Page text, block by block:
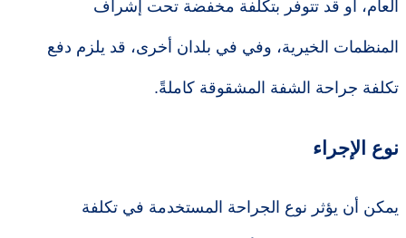
العام، أو قد تتوفر بتكلفة مخفضة تحت إشراف
المنظمات الخيرية، وفي في بلدان أخرى، قد يلزم دفع
تكلفة جراحة الشفة المشقوقة كاملةً.
نوع الإجراء
يمكن أن يؤثر نوع الجراحة المستخدمة في تكلفة